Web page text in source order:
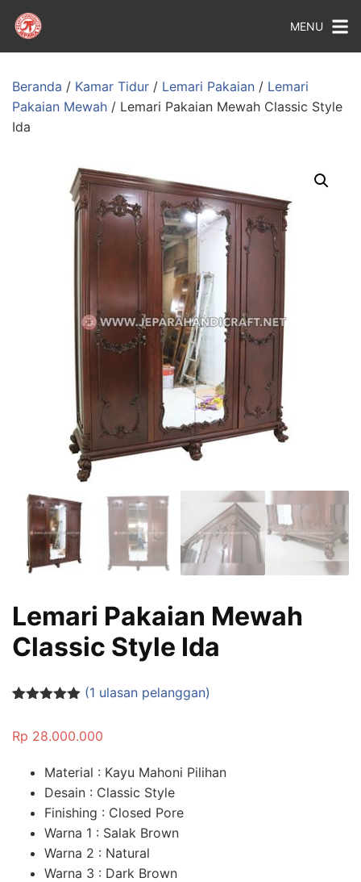
MENU
Beranda / Kamar Tidur / Lemari Pakaian / Lemari
Pakaian Mewah / Lemari Pakaian Mewah Classic Style
Ida
Lemari Pakaian Mewah
Classic Style Ida
berdasarka
(1 ulasan pelanggan)
Rp 28.000.000
Material : Kayu Mahoni Pilihan
Desain : Classic Style
Finishing : Closed Pore
Warna 1 : Salak Brown
Warna 2 : Natural
Warna 3 : Dark Brown